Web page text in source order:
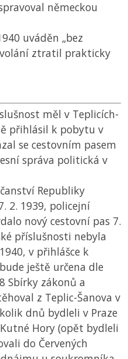
německou
uváděn „bez
ztratil prakticky
měl v Teplicích-
přihlásil k pobytu v
se cestovním pasem
správa politická v
Republiky
2. 1939, policejní
nový cestovní pas 7.
příslušnosti nebyla
v přihlášce k
ještě určena dle
Sbírky zákonů a
z Teplic-Šanova v
dnů bydleli v Praze
Hory (opět bydleli
do Červených